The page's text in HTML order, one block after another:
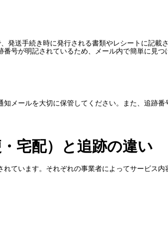
発送手続き時に発行される書類やレシートに記載
号が明記されているため、メール内で簡単に見つ
メールを大切に保管してください。また、追跡
宅配）と追跡の違い
ています。それぞれの事業者によってサービス内